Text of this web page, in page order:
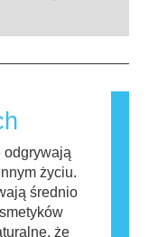
zareaguje
niektórych
Nie
jest
odgrywają
życiu.
średnio
że